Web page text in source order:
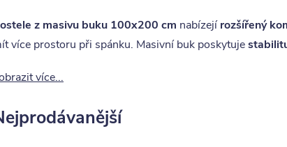
z masivu buku 100x200 cm nabízejírozšířený
více prostoru při spánku. Masivní buk poskytuje
více...